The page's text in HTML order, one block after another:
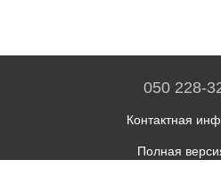
050 228-
Контактная
Полная